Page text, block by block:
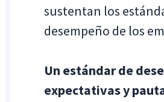
sustentan los
desempeño de los
Un estándar de
expectativas y